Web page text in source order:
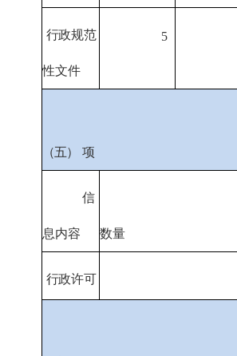
行政规范
性文件
5
（五） 项
信
息内容 数量
行政许可